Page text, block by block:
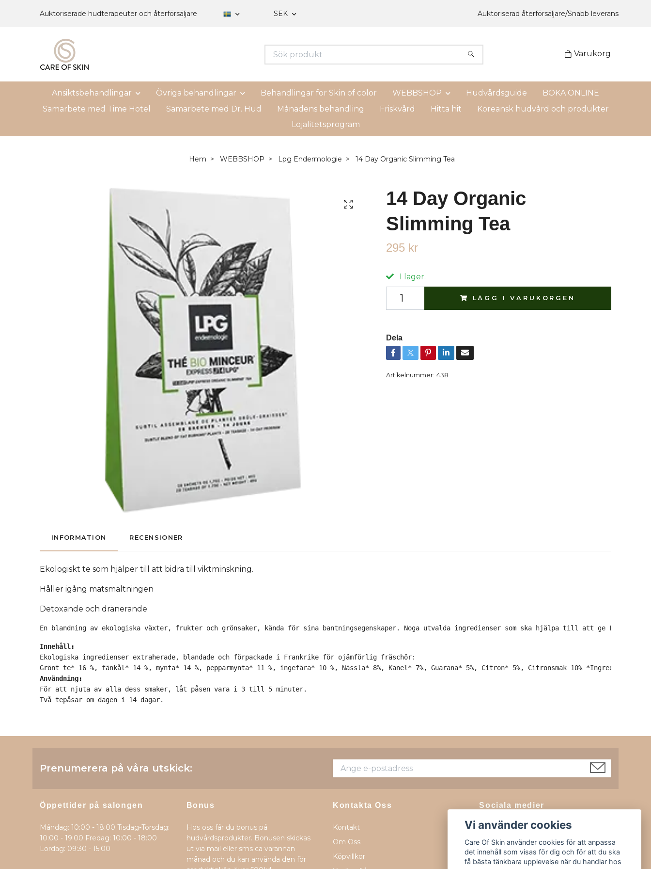
Auktoriserade hudterapeuter och återförsäljare SEK Auktoriserad återförsäljare/Snabb leverans
Varukorg
Ansiktsbehandlingar Övriga behandlingar Behandlingar för Skin of color WEBBSHOP Hudvårdsguide
BOKA ONLINE
Samarbete med Time Hotel
Samarbete med Dr. Hud Månadens behandling Friskvård Hitta hit
Koreansk hudvård och produkter
Lojalitetsprogram
Hem WEBBSHOP Lpg Endermologie 14 Day Organic Slimming Tea
14 Day Organic
Slimming Tea
295 kr
I lager.
LÄGG I VARUKORGEN
Dela
Artikelnummer: 438
INFORMATION RECENSIONER
Ekologiskt te som hjälper till att bidra till viktminskning.
Håller igång matsmältningen
Detoxande och dränerande
En blandning av ekologiska växter, frukter och grönsaker, kända för sina bantningsegenskaper. Noga utvalda ingredienser som ska hjälpa till att ge Lpg
Innehåll:
Ekologiska ingredienser extraherade, blandade och förpackade i Frankrike för ojämförlig fräschör:
Användning:
För att njuta av alla dess smaker, låt påsen vara i 3 till 5 minuter.
Två tepåsar om dagen i 14 dagar.
Prenumerera på våra utskick:
Öppettider på salongen
Måndag: 10:00 - 18:00 Tisdag-Torsdag:
10:00 - 19:00 Fredag: 10:00 - 18:00
Lördag: 09:30 - 15:00
Bonus
Hos oss får du bonus på
hudvårdsprodukter. Bonusen skickas
ut via mail eller sms ca varannan
månad och du kan använda den för
Kontakta Oss
Kontakt
Om Oss
Köpvillkor
Sociala medier
Facebook
Instagram
Tiktok
Vi använder cookies
Care Of Skin använder cookies för att anpassa
det innehåll som visas för dig och för att du ska
få bästa tänkbara upplevelse när du handlar hos